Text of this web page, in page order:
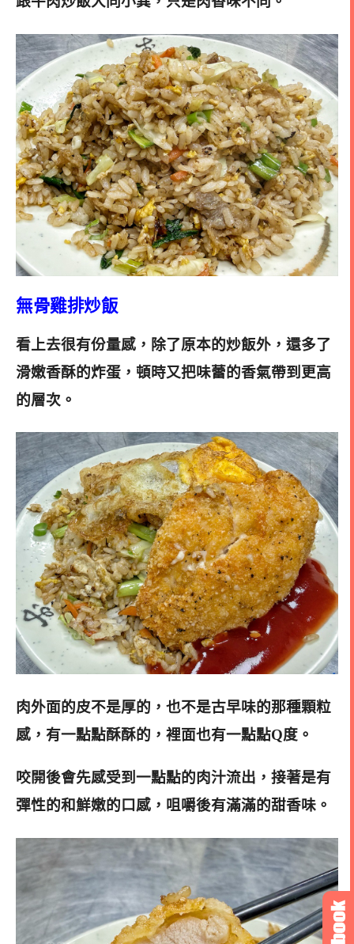
無骨雞排炒飯
看上去很有份量感，除了原本的炒飯外，還多了
滑嫩香酥的炸蛋，頓時又把味蕾的香氣帶到更高
的層次。
肉外面的皮不是厚的，也不是古早味的那種顆粒
感，有一點點酥酥的，裡面也有一點點Q度。
咬開後會先感受到一點點的肉汁流出，接著是有
彈性的和鮮嫩的口感，咀嚼後有滿滿的甜香味。